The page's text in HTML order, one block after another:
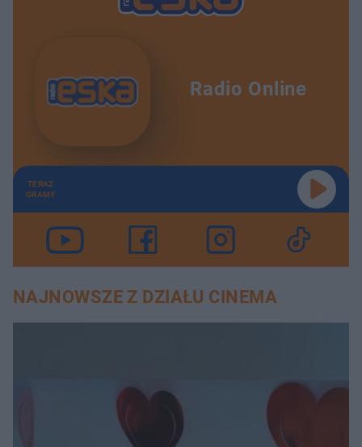
Radio Online
TERAZ
GRAMY
NAJNOWSZE Z DZIAŁU CINEMA